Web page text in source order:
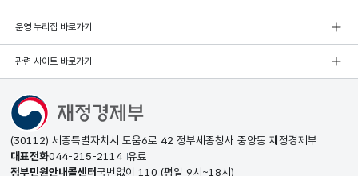
운영 누리집 바로가기
관련 사이트 바로가기
(30112) 세종특별자치시 도움6로 42 정부세종청사 중앙동 재정경제부
대표전화044-215-2114 유료
정부민원안내콜센터국번없이 110 (평일 9시~18시)